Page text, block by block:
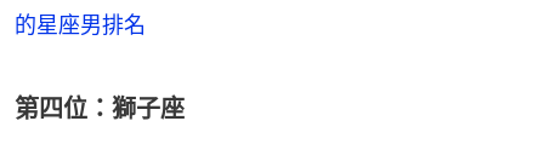
的星座男排名
第四位：獅子座